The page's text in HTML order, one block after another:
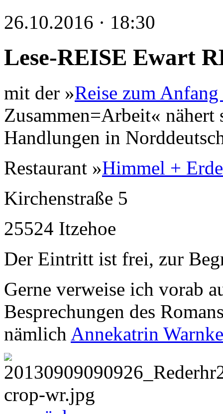
26.10.2016 · 18:30
Lese-REISE Ewart
mit der »Reise zum
Zusammen=Arbeit«
Handlungen in
Restaurant »Himmel + Erde
Kirchenstraße 5
25524 Itzehoe
Der Eintritt ist frei, zur
Gerne verweise ich vorab
Besprechungen des
nämlich Annekatrin